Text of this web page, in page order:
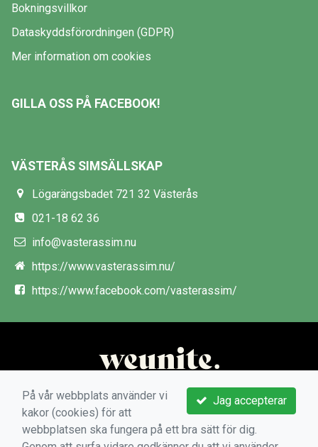
Bokningsvillkor
Dataskyddsförordningen (GDPR)
Mer information om cookies
GILLA OSS PÅ FACEBOOK!
VÄSTERÅS SIMSÄLLSKAP
Lögarängsbadet 721 32 Västerås
021-18 62 36
info@vasterassim.nu
https://www.vasterassim.nu/
https://www.facebook.com/vasterassim/
Jag accepterar
På vår webbplats använder vi
kakor (cookies) för att
webbplatsen ska fungera på ett bra sätt för dig.